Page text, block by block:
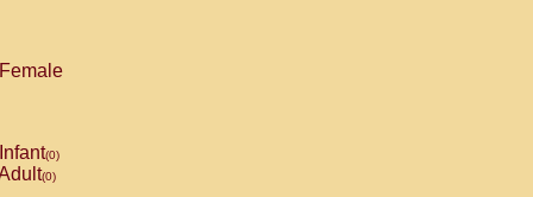
Female
Infant(0)
(0)